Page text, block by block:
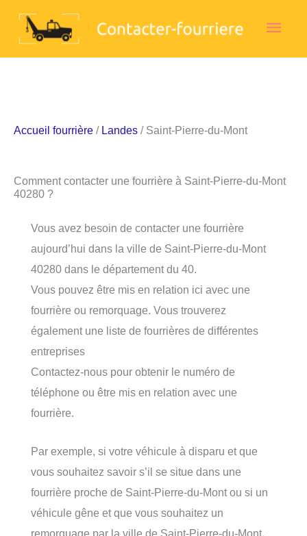
Accueil fourrière / Landes / Saint-Pierre-du-Mont
Comment contacter une fourrière à Saint-Pierre-du-Mont
40280 ?
Vous avez besoin de contacter une fourrière
aujourd’hui dans la ville de Saint-Pierre-du-Mont
40280 dans le département du 40.
Vous pouvez être mis en relation ici avec une
fourrière ou remorquage. Vous trouverez
également une liste de fourrières de différentes
entreprises
Contactez-nous pour obtenir le numéro de
téléphone ou être mis en relation avec une
fourrière.
Par exemple, si votre véhicule à disparu et que
vous souhaitez savoir s’il se situe dans une
fourrière proche de Saint-Pierre-du-Mont ou si un
véhicule gêne et que vous souhaitez un
remorquage par la ville de Saint-Pierre-du-Mont.